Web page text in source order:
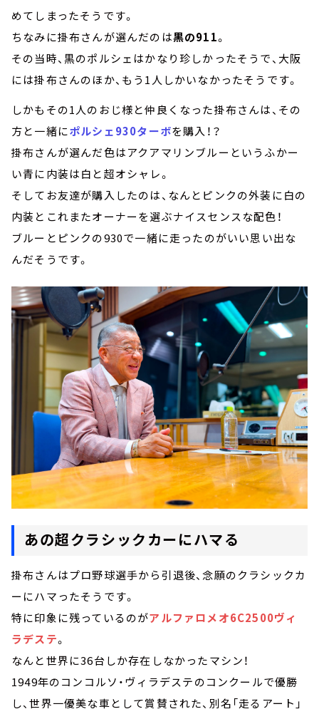
めてしまったそうです。
ちなみに掛布さんが選んだのは黒の911。
その当時、黒のポルシェはかなり珍しかったそうで、大阪
には掛布さんのほか、もう1人しかいなかったそうです。
しかもその1人のおじ様と仲良くなった掛布さんは、その
方と一緒にポルシェ930ターボを購入！？
掛布さんが選んだ色はアクアマリンブルーというふかー
い青に内装は白と超オシャレ。
そしてお友達が購入したのは、なんとピンクの外装に白の
内装とこれまたオーナーを選ぶナイスセンスな配色！
ブルーとピンクの930で一緒に走ったのがいい思い出な
んだそうです。
あの超クラシックカーにハマる
掛布さんはプロ野球選手から引退後、念願のクラシックカ
ーにハマったそうです。
特に印象に残っているのがアルファロメオ6C2500ヴィ
ラデステ。
なんと世界に36台しか存在しなかったマシン！
1949年のコンコルソ・ヴィラデステのコンクールで優勝
し、世界一優美な車として賞賛された、別名「走るアート」